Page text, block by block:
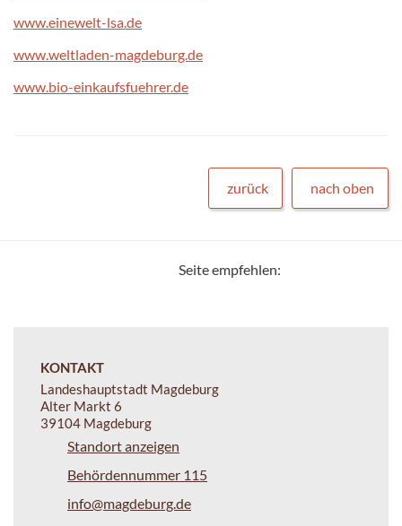
www.einewelt-lsa.de
www.weltladen-magdeburg.de
www.bio-einkaufsfuehrer.de
zurück nach oben
Seite empfehlen:
KONTAKT
Landeshauptstadt Magdeburg
Alter Markt 6
39104 Magdeburg
Standort anzeigen
Behördennummer 115
info@magdeburg.de